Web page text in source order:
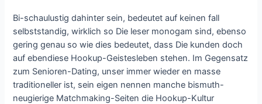
Bi-schaulustig dahinter sein, bedeutet auf keinen fall
selbststandig, wirklich so Die leser monogam sind, ebenso
gering genau so wie dies bedeutet, dass Die kunden doch
auf ebendiese Hookup-Geistesleben stehen. Im Gegensatz
zum Senioren-Dating, unser immer wieder en masse
traditioneller ist, sein eigen nennen manche bismuth-
neugierige Matchmaking-Seiten die Hookup-Kultur